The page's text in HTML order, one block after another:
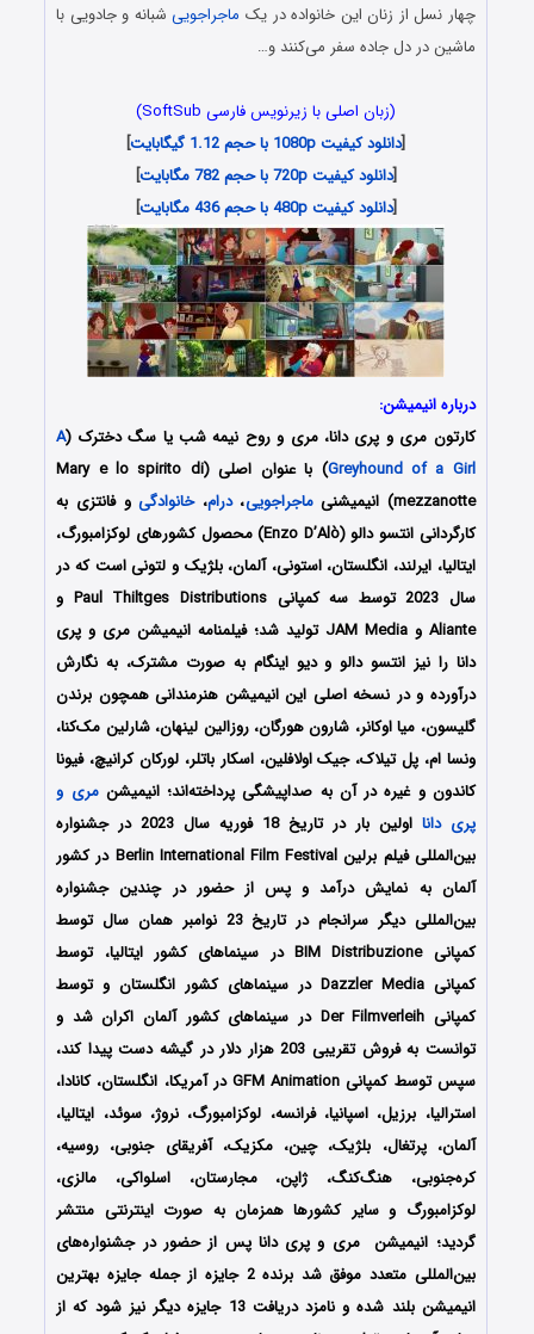
چهار نسل از زنان این خانواده در یک ماجراجوییشبانه و جادویی با
ماشین در دل جاده سفر می‌کنند و…
(زبان اصلی با زیرنویس فارسی SoftSub)
[دانلود کیفیت 1080p با حجم 1.12 گیگابایت
]
[دانلود کیفیت 720p با حجم 782 مگابایت
]
[دانلود کیفیت 480p با حجم 436 مگابایت ]
درباره انیمیشن:
کارتون مری و پری دانا، مری و روح نیمه شب یا سگ دخترک (
A
Greyhound of a Girl
) با عنوان اصلی (Mary e lo spirito di
mezzanotte) انیمیشنی
ماجراجویی،درام،خانوادگیو فانتزی به
کارگردانی انتسو دالو (Enzo D’Alò) محصول کشورهای لوکزامبورگ،
ایتالیا، ایرلند، انگلستان، استونی، آلمان، بلژیک و لتونی است که در
سال 2023 توسط سه کمپانی‌ Paul Thiltges Distributions و
Aliante و JAM Media تولید شد؛ فیلمنامه انیمیشن مری و پری
دانا را نیز انتسو دالو و دیو اینگامبه صورت مشترک، به نگارش
درآورده‌‌‌‌‌‌ و در نسخه اصلی این انیمیشن هنرمندانی همچون برندن
گلیسون، میا اوکانر، شارون هورگان، روزالین لینهان، شارلین مک‌کنا،
ونسا ام، پل تیلاک، جیک اولافلین، اسکار باتلر، لورکان کرانیچ، فیونا
کاندونو غیره در آن به صداپیشگی پرداخته‌اند؛ انیمیشنمری و
پری دانا
اولین بار در تاریخ 18 فوریه سال 2023 در جشنواره
بین‌المللی فیلم برلین Berlin International Film Festival در کشور
آلمان به نمایش درآمد و پس از حضور در چندین جشنواره
بین‌المللی دیگر سرانجام در تاریخ 23 نوامبر همان سال
توسط
کمپانی BIM Distribuzione در سینماهای کشور ایتالیا، توسط
کمپانی Dazzler Media در سینماهای کشور انگلستان و توسط
کمپانی Der Filmverleih در سینماهای کشور آلمان اکران شد و
توانست به فروش تقریبی 203 هزار دلار در گیشه دست پیدا کند،
سپس توسط کمپانی GFM Animation در آمریکا، انگلستان، کانادا،
استرالیا، برزیل، اسپانیا، فرانسه، لوکزامبورگ، نروژ، سوئد، ایتالیا،
آلمان، پرتغال، بلژیک، چین، مکزیک، آفریقای جنوبی، روسیه،
کره‌جنوبی، هنگ‎‌کنگ، ژاپن، مجارستان، اسلواکی، مالزی،
لوکزامبورگ و سایر کشورها همزمان به صورت اینترنتی منتشر
گردید؛ انیمیشن مری و پری دانا پس از حضور در جشنواره‌های
بین‌المللی متعدد موفق شد برنده 2 جایزه از جمله جایزه بهترین
انیمیشن بلند شده و نامزد دریافت 13 جایزه دیگر نیز شود که از